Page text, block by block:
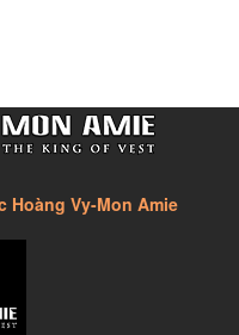
Hoàng Vy-Mon Amie